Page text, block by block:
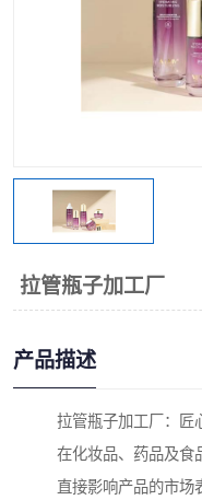
拉管瓶子加工厂
产品描述
拉管瓶子加工厂：匠
在化妆品、药品及食
直接影响产品的市场